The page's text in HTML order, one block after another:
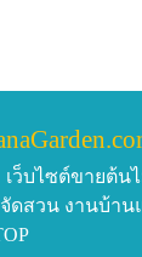
เว็บไซต์ขายต้น
ดสวน งานบ้าน